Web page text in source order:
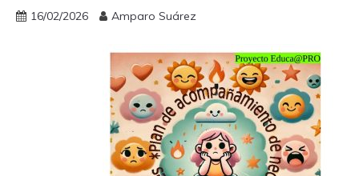
16/02/2026 Amparo Suárez